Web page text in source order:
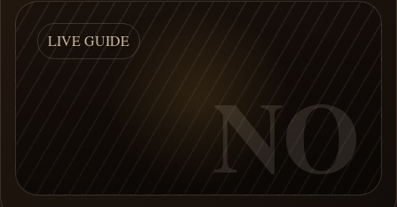
LIVE GUIDE
NO